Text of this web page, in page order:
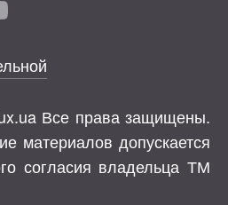
Все права защищены.
материалов допускается
согласия владельца ТМ